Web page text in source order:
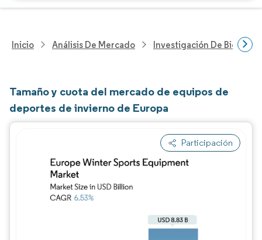
Inicio Análisis De Mercado Investigación De Bienes
Tamaño y cuota del mercado de equipos de
deportes de invierno de Europa
Participación